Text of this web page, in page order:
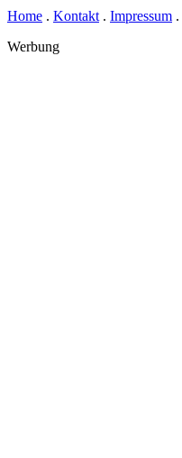
Home . Kontakt . Impressum .
Werbung